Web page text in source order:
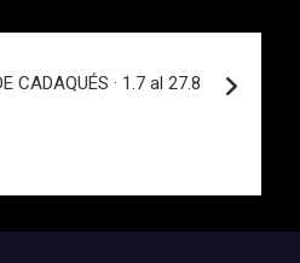
CADAQUÉS · 1.7 al 27.8